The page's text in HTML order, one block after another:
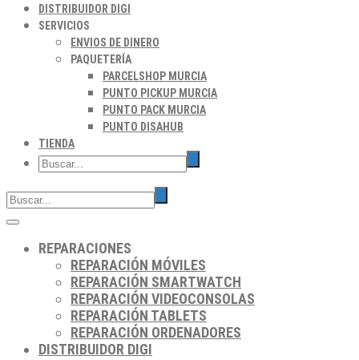
DISTRIBUIDOR DIGI
SERVICIOS
ENVIOS DE DINERO
PAQUETERÍA
PARCELSHOP MURCIA
PUNTO PICKUP MURCIA
PUNTO PACK MURCIA
PUNTO DISAHUB
TIENDA
REPARACIONES
REPARACIÓN MÓVILES
REPARACIÓN SMARTWATCH
REPARACIÓN VIDEOCONSOLAS
REPARACIÓN TABLETS
REPARACIÓN ORDENADORES
DISTRIBUIDOR DIGI